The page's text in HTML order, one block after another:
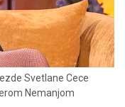
Svetlane Cece
Nemanjom